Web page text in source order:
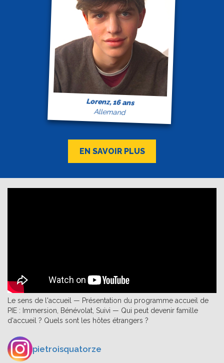
Lorenz, 16 ans
Allemand
EN SAVOIR PLUS
Le sens de l'accueil — Présentation du programme accueil de
PIE : Immersion, Bénévolat, Suivi — Qui peut devenir famille
d'accueil ? Quels sont les hôtes étrangers ?
pietroisquatorze